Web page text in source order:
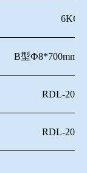
6KG
B型Ф8*700mm
RDL-
RDL-